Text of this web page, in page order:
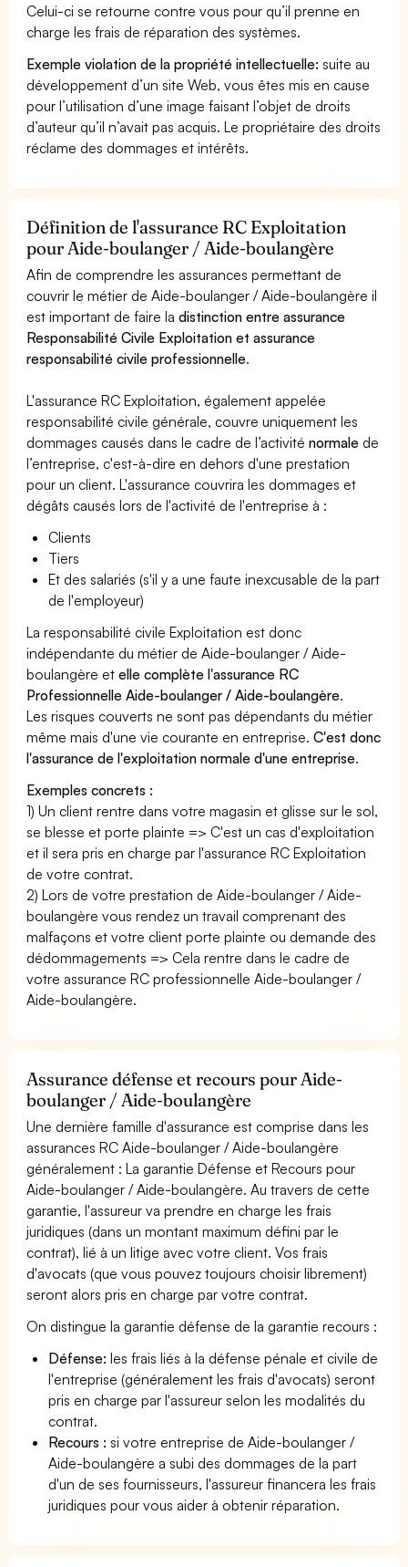
Celui-ci se retourne contre vous pour qu’il prenne en
charge les frais de réparation des systèmes.
Exemple violation de la propriété intellectuelle: suite au
développement d’un site Web, vous êtes mis en cause
pour l’utilisation d’une image faisant l’objet de droits
d’auteur qu’il n’avait pas acquis. Le propriétaire des droits
réclame des dommages et intérêts.
Définition de l'assurance RC Exploitation
pour Aide-boulanger / Aide-boulangère
Afin de comprendre les assurances permettant de
couvrir le métier de Aide-boulanger / Aide-boulangère il
est important de faire ladistinction entre assurance
Responsabilité Civile Exploitation et assurance
responsabilité civile professionnelle.
L'assurance RC Exploitation, également appelée
responsabilité civile générale, couvre uniquement les
dommages causés dans le cadre de l’activiténormale de
l’entreprise, c'est-à-dire en dehors d'une prestation
pour un client. L'assurance couvrira les dommages et
dégâts causés lors de l'activité de l'entreprise à :
Clients
Tiers
Et des salariés (s'il y a une faute inexcusable de la part
de l'employeur)
La responsabilité civile Exploitation est donc
indépendante du métier de Aide-boulanger / Aide-
boulangère etelle complète l'assurance RC
Professionnelle Aide-boulanger / Aide-boulangère.
Les risques couverts ne sont pas dépendants du métier
même mais d'une vie courante en entreprise.C'est donc
l'assurance de l'exploitation normale d'une entreprise.
Exemples concrets :
1) Un client rentre dans votre magasin et glisse sur le sol,
se blesse et porte plainte => C'est un cas d'exploitation
et il sera pris en charge par l'assurance RC Exploitation
de votre contrat.
2) Lors de votre prestation de Aide-boulanger / Aide-
boulangère vous rendez un travail comprenant des
malfaçons et votre client porte plainte ou demande des
dédommagements => Cela rentre dans le cadre de
votre assurance RC professionnelle Aide-boulanger /
Aide-boulangère.
Assurance défense et recours pour Aide-
boulanger / Aide-boulangère
Une dernière famille d'assurance est comprise dans les
assurances RC Aide-boulanger / Aide-boulangère
généralement : La garantie Défense et Recours pour
Aide-boulanger / Aide-boulangère. Au travers de cette
garantie, l'assureur va prendre en charge les frais
juridiques (dans un montant maximum défini par le
contrat), lié à un litige avec votre client. Vos frais
d'avocats (que vous pouvez toujours choisir librement)
seront alors pris en charge par votre contrat.
On distingue la garantie défense de la garantie recours :
Défense: les frais liés à la défense pénale et civile de
l'entreprise (généralement les frais d'avocats) seront
pris en charge par l'assureur selon les modalités du
contrat.
Recours : si votre entreprise de Aide-boulanger /
Aide-boulangère a subi des dommages de la part
d'un de ses fournisseurs, l'assureur financera les frais
juridiques pour vous aider à obtenir réparation.